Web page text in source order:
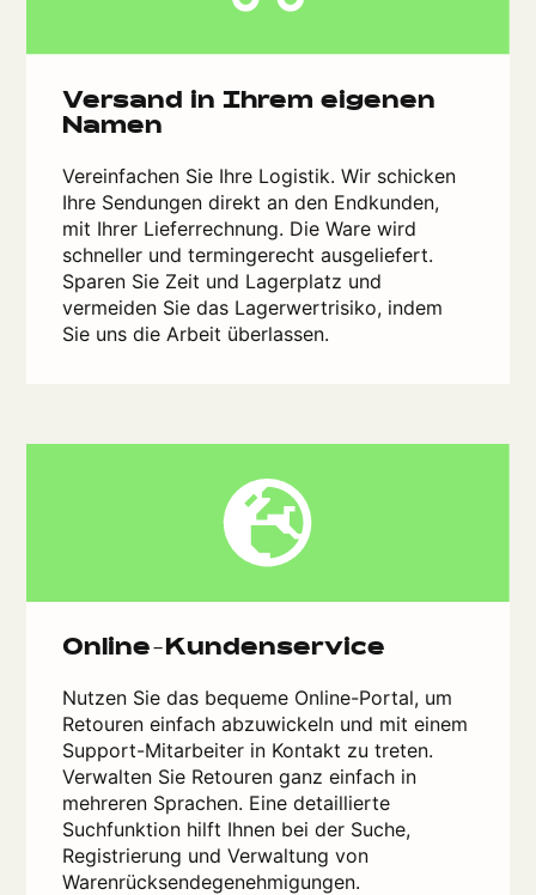
Versand in Ihrem eigenen
Namen
Vereinfachen Sie Ihre Logistik. Wir schicken
Ihre Sendungen direkt an den Endkunden,
mit Ihrer Lieferrechnung. Die Ware wird
schneller und termingerecht ausgeliefert.
Sparen Sie Zeit und Lagerplatz und
vermeiden Sie das Lagerwertrisiko, indem
Sie uns die Arbeit überlassen.
Online-Kundenservice
Nutzen Sie das bequeme Online-Portal, um
Retouren einfach abzuwickeln und mit einem
Support-Mitarbeiter in Kontakt zu treten.
Verwalten Sie Retouren ganz einfach in
mehreren Sprachen. Eine detaillierte
Suchfunktion hilft Ihnen bei der Suche,
Registrierung und Verwaltung von
Warenrücksendegenehmigungen.